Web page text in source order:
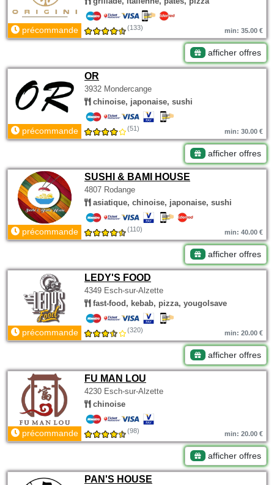
précommande (133) min: 35.00 €
afficher offres
OR
3932 Mondercange
chinoise, japonaise, sushi
précommande (51) min: 30.00 €
afficher offres
SUSHI & BAMI HOUSE
4807 Rodange
asiatique, chinoise, japonaise, sushi
précommande (110) min: 40.00 €
afficher offres
LEDY'S FOOD
4349 Esch-sur-Alzette
fast-food, kebab, pizza, yougolsave
précommande (320) min: 20.00 €
afficher offres
FU MAN LOU
4230 Esch-sur-Alzette
chinoise
précommande (98) min: 20.00 €
afficher offres
PAN'S HOUSE